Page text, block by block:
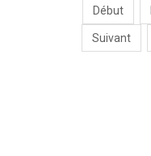
Début
Suivant